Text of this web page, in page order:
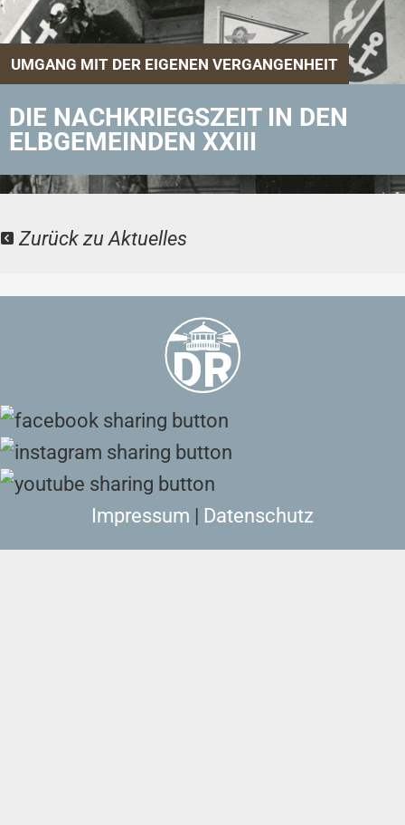
UMGANG MIT DER EIGENEN VERGANGENHEIT
DIE NACHKRIEGSZEIT IN DEN
ELBGEMEINDEN XXIII
Zurück zu Aktuelles
Impressum | Datenschutz